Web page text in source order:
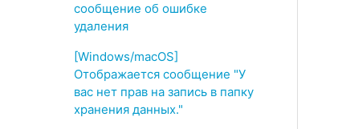
сообщение об ошибке
удаления
[Windows/macOS]
Отображается сообщение "У
вас нет прав на запись в папку
хранения данных."